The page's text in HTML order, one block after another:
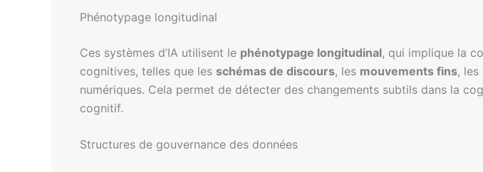
Phénotypage longitudinal
Ces systèmes d’IA utilisent le phénotypage longitudinal, qui implique la
cognitives, telles que les schémas de discours, les mouvements fins, les
numériques. Cela permet de détecter des changements subtils dans la
cognitif.
Structures de gouvernance des données